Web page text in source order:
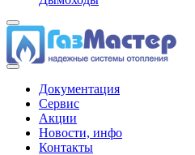
Документация
Сервис
Акции
Новости, инфо
Контакты